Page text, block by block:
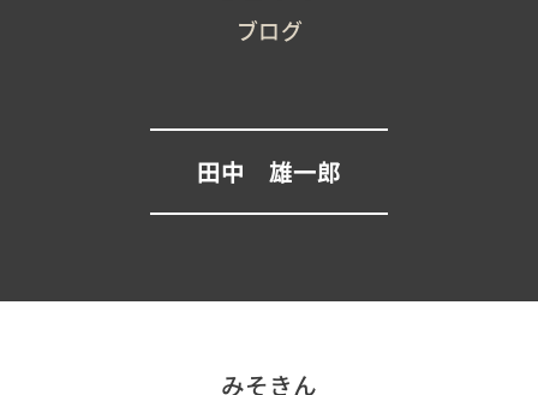
ブログ
田中 雄一郎
みそきん